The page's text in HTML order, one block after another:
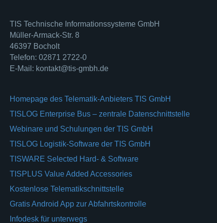
TIS Technische Informationssysteme GmbH
Müller-Armack-Str. 8
46397 Bocholt
Telefon: 02871 2722-0
E-Mail: kontakt@tis-gmbh.de
Homepage des Telematik-Anbieters TIS GmbH
TISLOG Enterprise Bus – zentrale Datenschnittstelle
Webinare und Schulungen der TIS GmbH
TISLOG Logistik-Software der TIS GmbH
TISWARE Selected Hard- & Software
TISPLUS Value Added Accessories
Kostenlose Telematikschnittstelle
Gratis Android App zur Abfahrtskontrolle
Infodesk für unterwegs